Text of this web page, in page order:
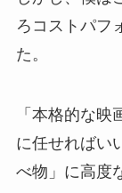
ろコストパフ
た。
「本格的な
に任せればい
べ物」に高度